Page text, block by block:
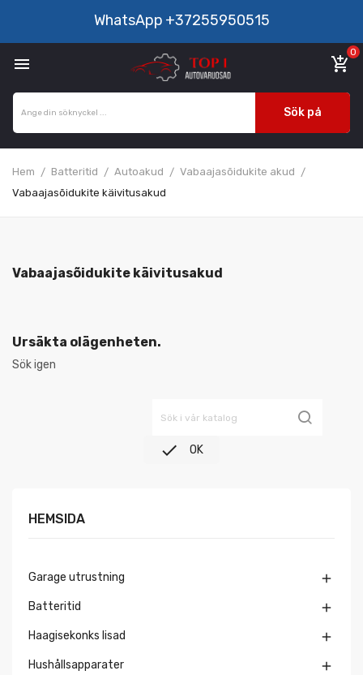
WhatsApp +37255950515
 add_shopping_cart
0
Sök på
Hem Batteritid Autoakud
Vabaajasõidukite akud
Vabaajasõidukite käivitusakud
Vabaajasõidukite käivitusakud
Ursäkta olägenheten.
Sök igen
 OK
HEMSIDA
Garage utrustning 
Batteritid 
Haagisekonks lisad 
Hushållsapparater 